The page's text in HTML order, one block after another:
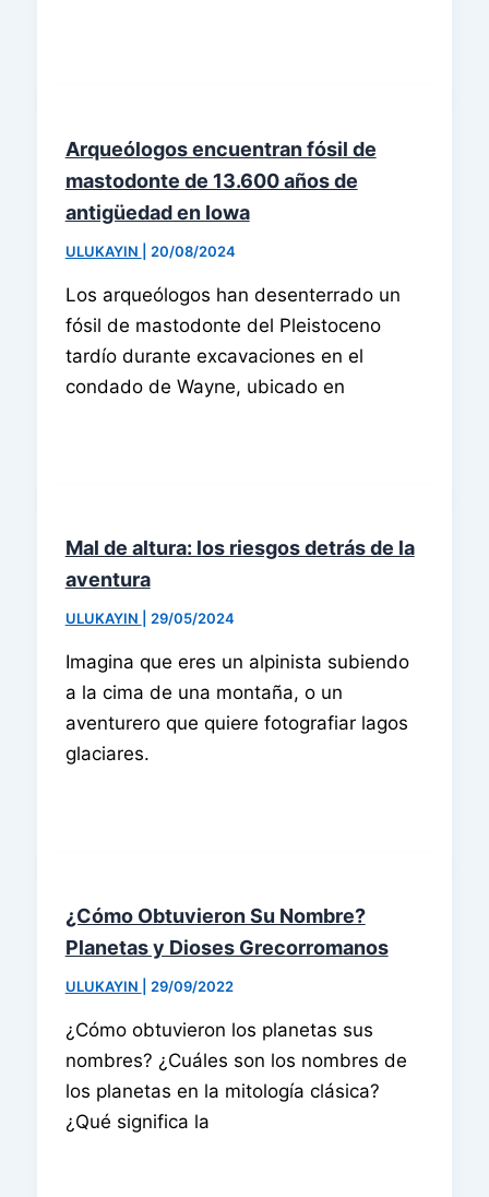
Arqueólogos encuentran fósil de
mastodonte de 13.600 años de
antigüedad en Iowa
ULUKAYIN 20/08/2024
Los arqueólogos han desenterrado un
fósil de mastodonte del Pleistoceno
tardío durante excavaciones en el
condado de Wayne, ubicado en
Mal de altura: los riesgos detrás de la
aventura
ULUKAYIN 29/05/2024
Imagina que eres un alpinista subiendo
a la cima de una montaña, o un
aventurero que quiere fotografiar lagos
glaciares.
¿Cómo Obtuvieron Su Nombre?
Planetas y Dioses Grecorromanos
ULUKAYIN 29/09/2022
¿Cómo obtuvieron los planetas sus
nombres? ¿Cuáles son los nombres de
los planetas en la mitología clásica?
¿Qué significa la